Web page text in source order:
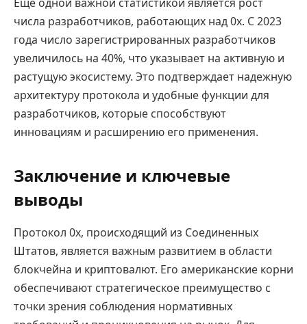
числа разработчиков, работающих над 0x. С 2023
года число зарегистрированных разработчиков
увеличилось на 40%, что указывает на активную и
растущую экосистему. Это подтверждает надежную
архитектуру протокола и удобные функции для
разработчиков, которые способствуют
инновациям и расширению его применения.
Заключение и ключевые
выводы
Протокол 0x, происходящий из Соединенных
Штатов, является важным развитием в области
блокчейна и криптовалют. Его американские корни
обеспечивают стратегическое преимущество с
точки зрения соблюдения нормативных